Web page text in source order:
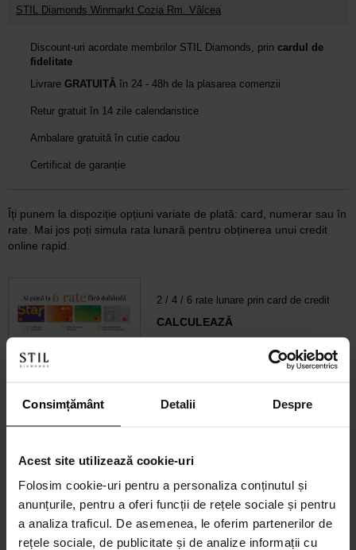
Consimțământ Detalii Despre
Acest site utilizează cookie-uri
Folosim cookie-uri pentru a personaliza conținutul și
anunțurile, pentru a oferi funcții de rețele sociale și pentru
a analiza traficul. De asemenea, le oferim partenerilor de
rețele sociale, de publicitate și de analize informații cu
STIL Diamonds Winmarkt Cozia Rm. Vâlcea
Discount-uri acordate membrilor STIL Diamonds, prin cardul de
fidelitate
Livrare GRATUITĂ în 24 - 48h de la plasarea comenzii
Retur gratuit în 14 zile calendaristice
Ambalare gratuită în cutie cadou
Certificat de garanție
Îți punem la dispoziție opțiuni variate de plată: card, numerar sau în
rate. Mai jos poți simula rata lunară pentru obținerea unui credit
online rapid.
2 / 4 / 6 rate lunare prin card de credit
CALCULEAZĂ
CALCULEAZĂ RATA
Credit 100% Online prin UniCredit
Consumer Financing IF.N. S.A.
CALCULEAZĂ RATA